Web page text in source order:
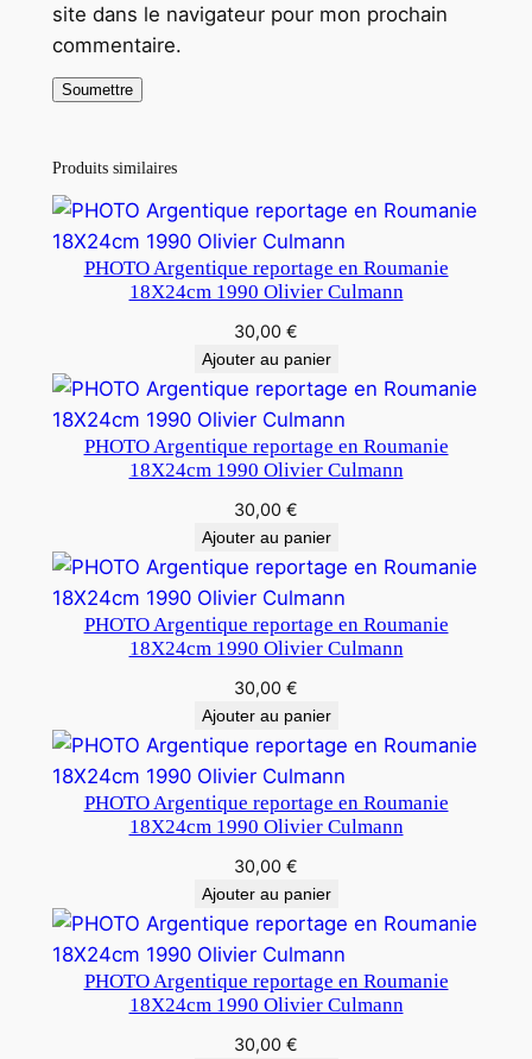
site dans le navigateur pour mon prochain
commentaire.
Produits similaires
PHOTO Argentique reportage en Roumanie
18X24cm 1990 Olivier Culmann
30,00 €
Ajouter au panier
PHOTO Argentique reportage en Roumanie
18X24cm 1990 Olivier Culmann
30,00 €
Ajouter au panier
PHOTO Argentique reportage en Roumanie
18X24cm 1990 Olivier Culmann
30,00 €
Ajouter au panier
PHOTO Argentique reportage en Roumanie
18X24cm 1990 Olivier Culmann
30,00 €
Ajouter au panier
PHOTO Argentique reportage en Roumanie
18X24cm 1990 Olivier Culmann
30,00 €